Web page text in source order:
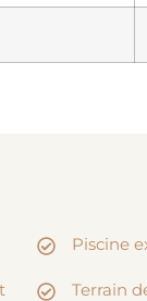
Piscine
Terrain